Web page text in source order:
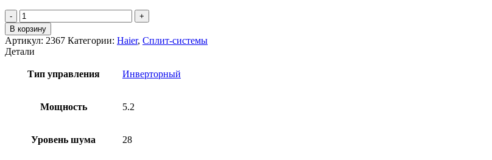
Количество
товара
Haier
AS50S2SJ1FA-
W
1U50JECFRA
В корзину
Артикул: 2367 Категории: Haier, Сплит-системы
Детали
Тип управления Инверторный
Мощность 5.2
Уровень шума 28